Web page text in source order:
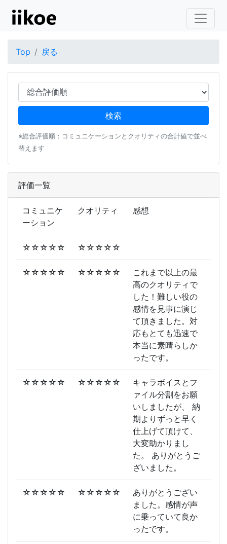
Top 戻る
※総合評価順：コミュニケーションとクオリティの合計値で並べ
替えます
評価一覧
コミュニケ
ーション
クオリティ 感想
☆☆☆☆☆ ☆☆☆☆☆
☆☆☆☆☆ ☆☆☆☆☆
これまで以上の最
高のクオリティで
した！難しい役の
感情を見事に演じ
て頂きました。対
応もとても迅速で
本当に素晴らしか
ったです。
☆☆☆☆☆ ☆☆☆☆☆
キャラボイスとフ
ァイル分割をお願
いしましたが、 納
期よりずっと早く
仕上げて頂けて、
大変助かりまし
た。 ありがとうご
ざいました。
☆☆☆☆☆ ☆☆☆☆☆
ありがとうござい
ました。感情が声
に乗っていて良か
ったです。